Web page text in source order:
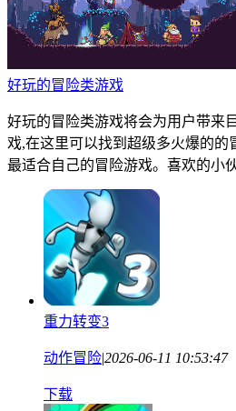
好玩的冒险类游戏
好玩的冒险类游戏将会为用户带来
戏,在这里可以找到超级多火爆的的
最适合自己的冒险游戏。喜欢的小
重力转变3
动作冒险|2026-06-11 10:53:47
下载